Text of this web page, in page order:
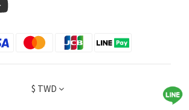
議：斜角（45°）刷毛對齒頸與牙面，確保能刷
慢慢刷，不急。 刷完外側、內側與咬合面後，
矯正器邊緣。3. 牙間刷與單束毛牙刷矯正器周
，牙間刷與單束毛刷在這部分特別實用。牙間
呈圓/圓柱狀，適合清潔矯正器與牙齒間較大的
刷輕插入縫隙，前後來回滑動清潔。單束毛牙
$ TWD